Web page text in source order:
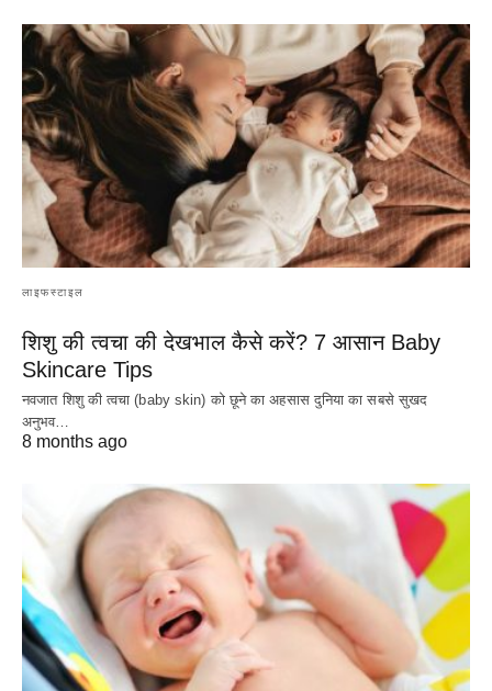
लाइफस्टाइल
शिशु की त्वचा की देखभाल कैसे करें? 7 आसान Baby
Skincare Tips
नवजात शिशु की त्वचा (baby skin) को छूने का अहसास दुनिया का सबसे सुखद
अनुभव…
8 months ago